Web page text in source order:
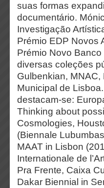
suas formas
documentário.
Investigação
Prémio EDP Novos
Prémio Novo
diversas coleções
Gulbenkian, MNAC,
Municipal de
destacam-se:
Thinking about
Cosmologies,
(Biennale
MAAT in Lisbon
Internationale de
Pra Frente, Caixa
Dakar Biennial in